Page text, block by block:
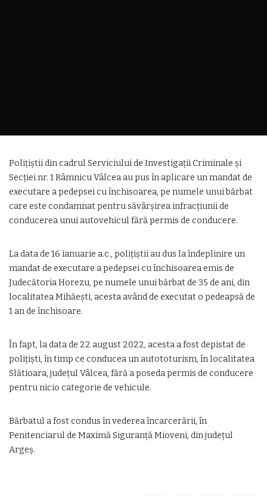
Polițiștii din cadrul Serviciului de Investigații Criminale și
Secției nr. 1 Râmnicu Vâlcea au pus în aplicare un mandat de
executare a pedepsei cu închisoarea, pe numele unui bărbat
care este condamnat pentru săvârșirea infracțiunii de
conducerea unui autovehicul fără permis de conducere.
La data de 16 ianuarie a.c., polițiștii au dus la îndeplinire un
mandat de executare a pedepsei cu închisoarea emis de
Judecătoria Horezu, pe numele unui bărbat de 35 de ani, din
localitatea Mihăești, acesta având de executat o pedeapsă de
1 an de închisoare.
În fapt, la data de 22 august 2022, acesta a fost depistat de
polițiști, în timp ce conducea un autototurism, în localitatea
Slătioara, județul Vâlcea, fără a poseda permis de conducere
pentru nicio categorie de vehicule.
Bărbatul a fost condus în vederea încarcerării, în
Penitenciarul de Maximă Siguranță Mioveni, din județul
Argeș.